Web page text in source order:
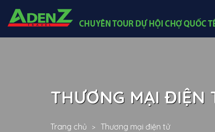
THƯƠNG MẠI ĐIỆN
Trang chủ Thương mại điện tử